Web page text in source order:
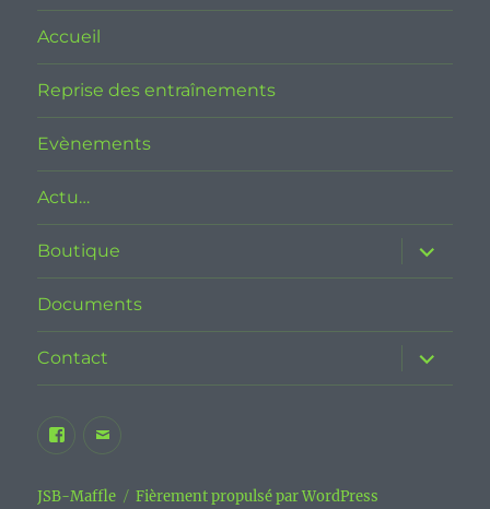
Accueil
Reprise des entraînements
Evènements
Actu…
Boutique
ouvrir
le
sous-
Documents
Contact
ouvrir
le
sous-
Facebook
JSB
Maffle
E-
JSB-Maffle Fièrement propulsé par WordPress